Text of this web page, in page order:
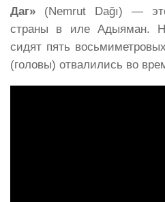
Даг» (Nemrut Dağı) —
страны в иле Адыяман.
сидят пять
(головы) отвалились во